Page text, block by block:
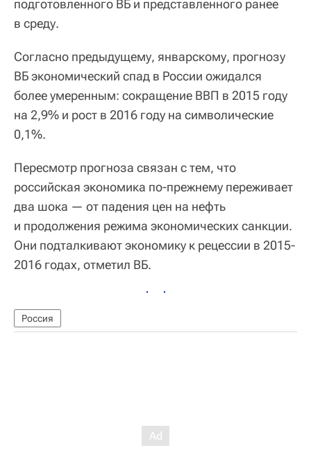
подготовленного ВБ и представленного ранее
в среду.
Согласно предыдущему, январскому, прогнозу
ВБ экономический спад в России ожидался
более умеренным: сокращение ВВП в 2015 году
на 2,9% и рост в 2016 году на символические
0,1%.
Пересмотр прогноза связан с тем, что
российская экономика по-прежнему переживает
два шока — от падения цен на нефть
и продолжения режима экономических санкции.
Они подталкивают экономику к рецессии в 2015-
2016 годах, отметил ВБ.
Россия